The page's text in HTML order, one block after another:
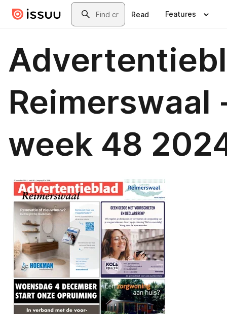
Skip to main contentSearch
Read Features
Reimerswaal
week 48